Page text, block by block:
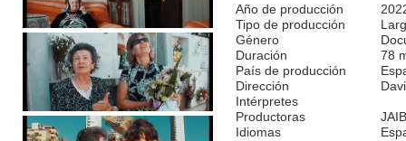
Año de producción
Tipo de producción
Género
Duración
78
País de producción
Dirección
Intérpretes
Productoras
Idiomas